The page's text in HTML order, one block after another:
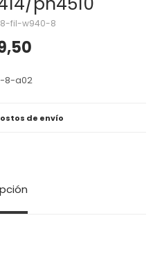
8-fil-w940-8
8-a02
de envío